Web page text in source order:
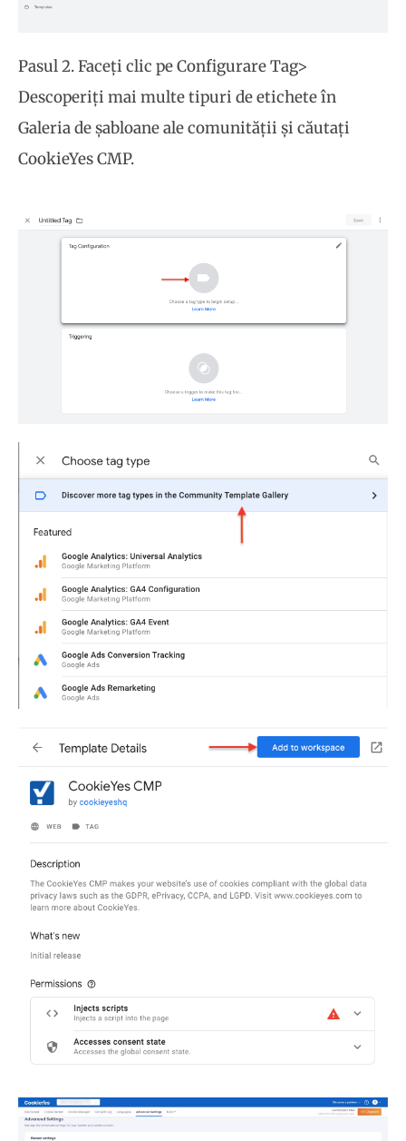
Pasul 2. Faceți clic pe Configurare Tag>
Descoperiți mai multe tipuri de etichete în
Galeria de șabloane ale comunității și căutați
CookieYes CMP.